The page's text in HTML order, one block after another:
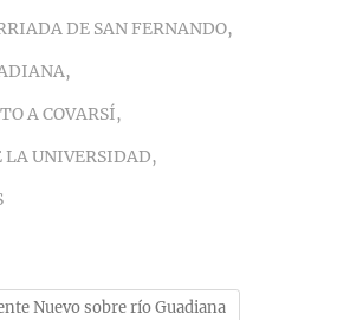
r
m
r
s
t
i
DE SAN FERNANDO,
,
A COVARSÍ,
LA UNIVERSIDAD,
Nuevo sobre río Guadiana